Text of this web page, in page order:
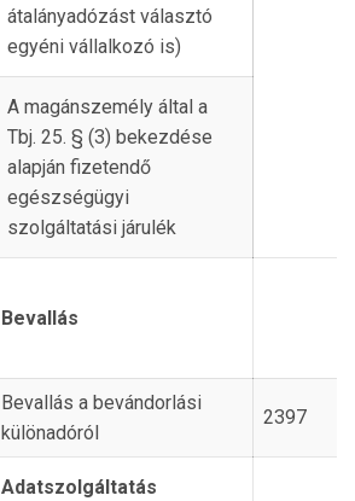
átalányadózást választó
egyéni vállalkozó is)
A magánszemély által a
Tbj. 25. § (3) bekezdése
alapján fizetendő
egészségügyi
szolgáltatási járulék
Bevallás
Bevallás a bevándorlási
különadóról
2397
Adatszolgáltatás